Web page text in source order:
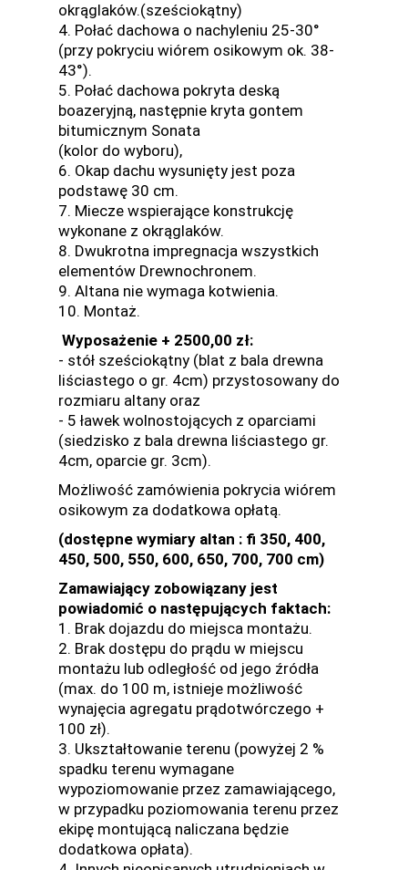
okrąglaków.(sześciokątny)
4. Połać dachowa o nachyleniu 25-30°
(przy pokryciu wiórem osikowym ok. 38-
43°).
5. Połać dachowa pokryta deską
boazeryjną, następnie kryta gontem
bitumicznym Sonata
(kolor do wyboru),
6. Okap dachu wysunięty jest poza
podstawę 30 cm.
7. Miecze wspierające konstrukcję
wykonane z okrąglaków.
8. Dwukrotna impregnacja wszystkich
elementów Drewnochronem.
9. Altana nie wymaga kotwienia.
10. Montaż.
Wyposażenie + 2500,00 zł:
- stół sześciokątny (blat z bala drewna
liściastego o gr. 4cm) przystosowany do
rozmiaru altany oraz
- 5 ławek wolnostojących z oparciami
(siedzisko z bala drewna liściastego gr.
4cm, oparcie gr. 3cm).
Możliwość zamówienia pokrycia wiórem
osikowym za dodatkowa opłatą.
(dostępne wymiary altan : fi 350, 400,
450, 500, 550, 600, 650, 700, 700 cm)
Zamawiający zobowiązany jest
powiadomić o następujących faktach:
1. Brak dojazdu do miejsca montażu.
2. Brak dostępu do prądu w miejscu
montażu lub odległość od jego źródła
(max. do 100 m, istnieje możliwość
wynajęcia agregatu prądotwórczego +
100 zł).
3. Ukształtowanie terenu (powyżej 2 %
spadku terenu wymagane
wypoziomowanie przez zamawiającego,
w przypadku poziomowania terenu przez
ekipę montującą naliczana będzie
dodatkowa opłata).